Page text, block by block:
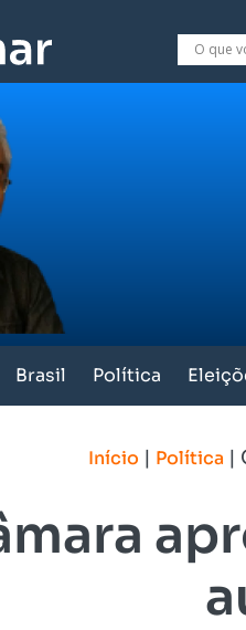
Brasil Política
Início | Política |